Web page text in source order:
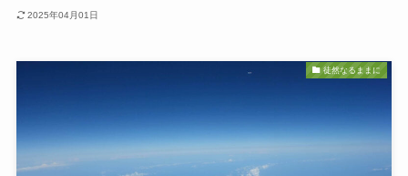
2025年04月01日
徒然なるままに